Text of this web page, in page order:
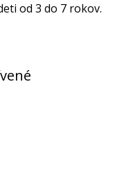
od 3 do 7 rokov.